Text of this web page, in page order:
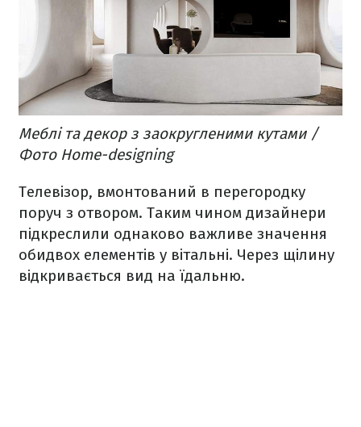
Меблі та декор з заокругленими кутами /
Фото Home-designing
Телевізор, вмонтований в перегородку
поруч з отвором. Таким чином дизайнери
підкреслили однаково важливе значення
обидвох елементів у вітальні. Через щілину
відкривається вид на їдальню.